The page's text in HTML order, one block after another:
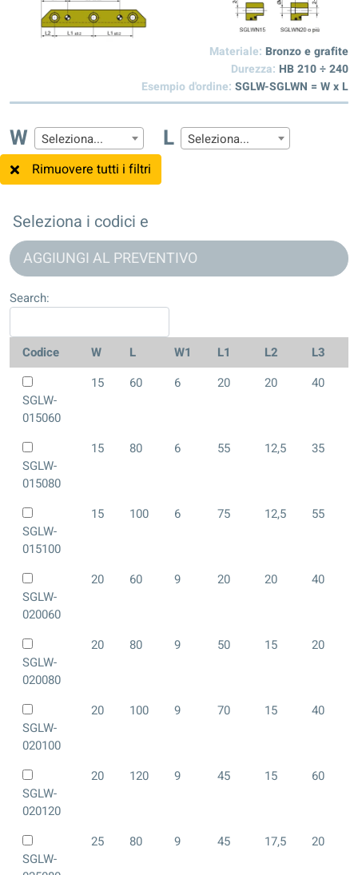
Materiale: Bronzo e grafite
Durezza: HB 210 ÷ 240
Esempio d'ordine: SGLW-SGLWN = W x L
W Seleziona... L Seleziona...
Rimuovere tutti i filtri
Seleziona i codici e
AGGIUNGI AL PREVENTIVO
Search:
Codice W L W1 L1 L2 L3
SGLW-
015060
15 60 6 20 20 40
SGLW-
015080
15 80 6 55 12,5 35
SGLW-
015100
15 100 6 75 12,5 55
SGLW-
020060
20 60 9 20 20 40
SGLW-
020080
20 80 9 50 15 20
SGLW-
020100
20 100 9 70 15 40
SGLW-
020120
20 120 9 45 15 60
SGLW-
25 80 9 45 17,5 20